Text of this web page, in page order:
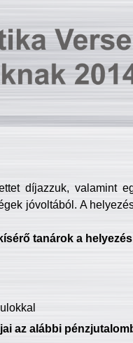
díjazzuk, valamint
jóvoltából. A
tanárok a
az alábbi